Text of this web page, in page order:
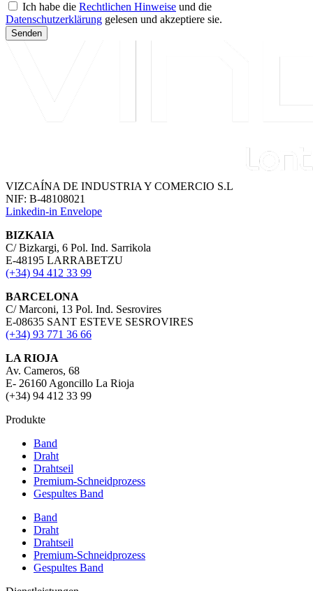
Ich habe die Rechtlichen Hinweise und die
Datenschutzerklärung gelesen und akzeptiere sie.
Senden
VIZCAÍNA DE INDUSTRIA Y COMERCIO S.L
NIF: B-48108021
Linkedin-in Envelope
BIZKAIA
C/ Bizkargi, 6 Pol. Ind. Sarrikola
E-48195 LARRABETZU
(+34) 94 412 33 99
BARCELONA
C/ Marconi, 13 Pol. Ind. Sesrovires
E-08635 SANT ESTEVE SESROVIRES
(+34) 93 771 36 66
LA RIOJA
Av. Cameros, 68
E- 26160 Agoncillo La Rioja
(+34) 94 412 33 99
Produkte
Band
Draht
Drahtseil
Premium-Schneidprozess
Gespultes Band
Band
Draht
Drahtseil
Premium-Schneidprozess
Gespultes Band